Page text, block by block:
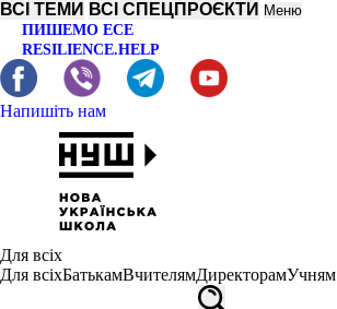
ВСІ ТЕМИ ВСІ СПЕЦПРОЄКТИ Меню
ПИШЕМО ЕСЕ
RESILIENCE.HELP
Напишіть нам
Для всіх
Для всіхБатькамВчителямДиректорамУчням